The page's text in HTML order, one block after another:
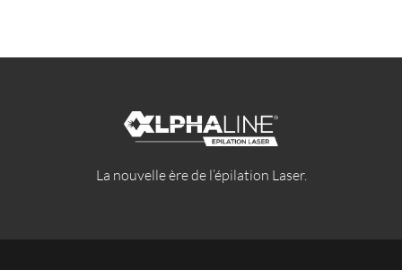
La nouvelle ère de l’épilation Laser.